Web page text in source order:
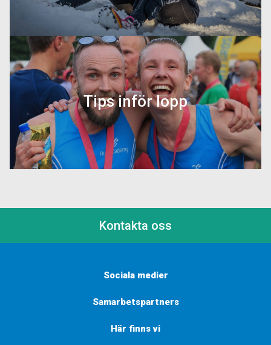
vanligaste löparskadorna och hur du
undviker dem.
Tips inför lopp
Här ger vi träningstips inför de
vanligaste loppen och tips att tänka på
inför ditt lopp!
Kontakta oss
Sociala medier
Samarbetspartners
Här finns vi